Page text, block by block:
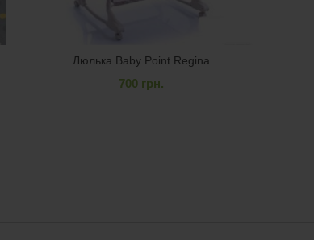
Люлька Baby Point Regina
700 грн.